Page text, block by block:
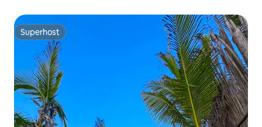
Superhost
Superhost